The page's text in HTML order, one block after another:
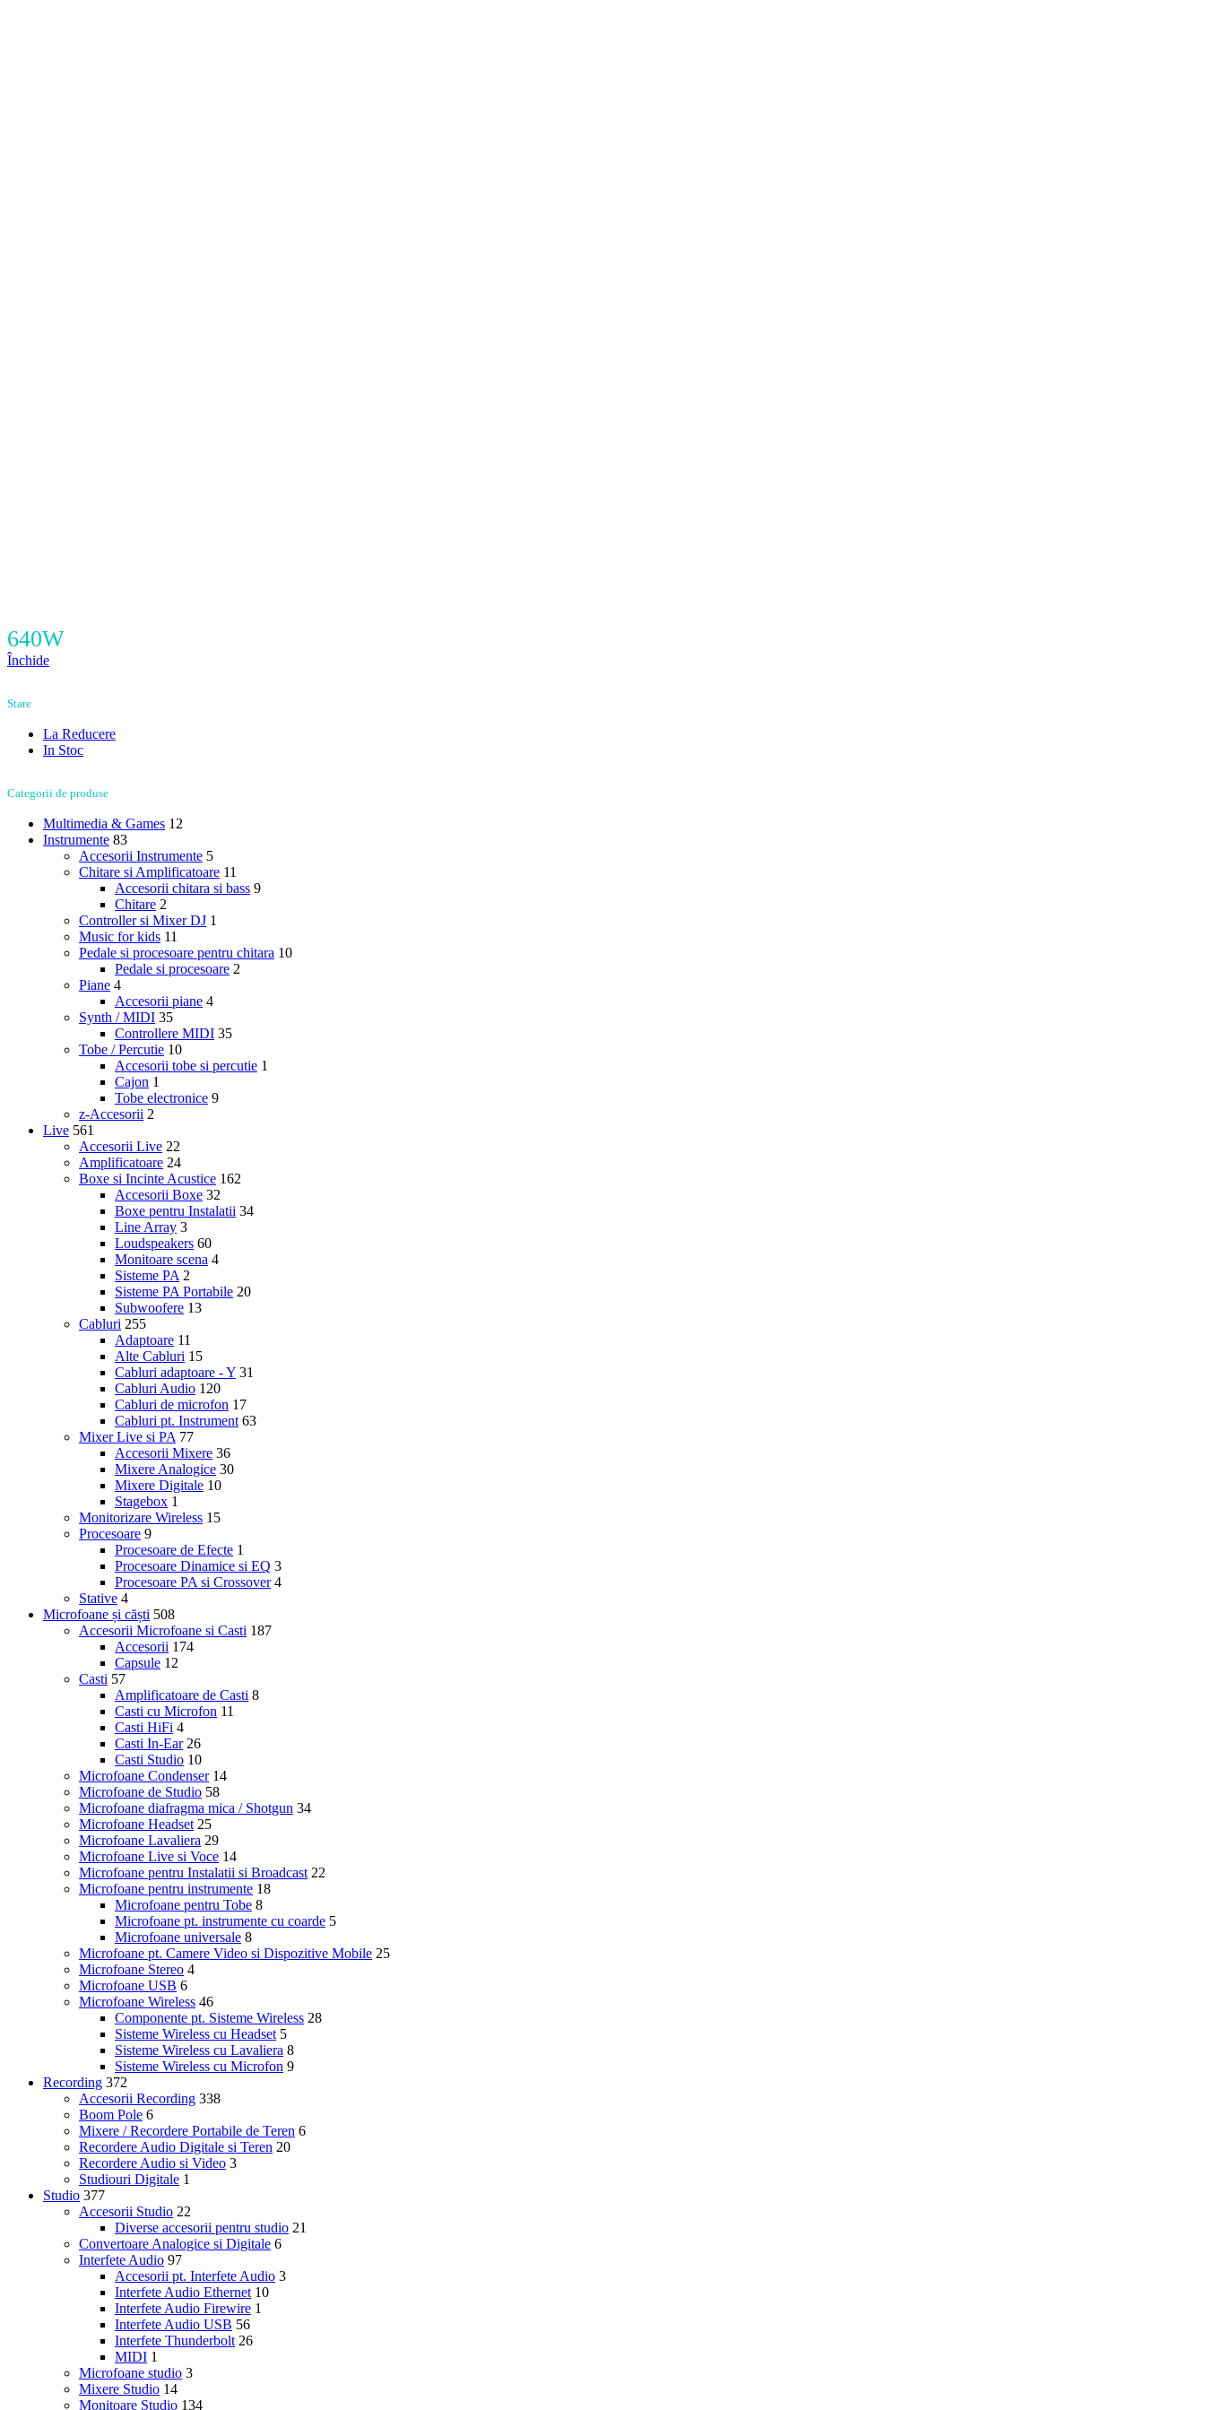
640W
Închide
Stare
La Reducere
In Stoc
Categorii de produse
Multimedia & Games 12
Instrumente 83
Accesorii Instrumente 5
Chitare si Amplificatoare 11
Accesorii chitara si bass 9
Chitare 2
Controller si Mixer DJ 1
Music for kids 11
Pedale si procesoare pentru chitara 10
Pedale si procesoare 2
Piane 4
Accesorii piane 4
Synth / MIDI 35
Controllere MIDI 35
Tobe / Percutie 10
Accesorii tobe si percutie 1
Cajon 1
Tobe electronice 9
z-Accesorii 2
Live 561
Accesorii Live 22
Amplificatoare 24
Boxe si Incinte Acustice 162
Accesorii Boxe 32
Boxe pentru Instalatii 34
Line Array 3
Loudspeakers 60
Monitoare scena 4
Sisteme PA 2
Sisteme PA Portabile 20
Subwoofere 13
Cabluri 255
Adaptoare 11
Alte Cabluri 15
Cabluri adaptoare - Y 31
Cabluri Audio 120
Cabluri de microfon 17
Cabluri pt. Instrument 63
Mixer Live si PA 77
Accesorii Mixere 36
Mixere Analogice 30
Mixere Digitale 10
Stagebox 1
Monitorizare Wireless 15
Procesoare 9
Procesoare de Efecte 1
Procesoare Dinamice si EQ 3
Procesoare PA si Crossover 4
Stative 4
Microfoane și căști 508
Accesorii Microfoane si Casti 187
Accesorii 174
Capsule 12
Casti 57
Amplificatoare de Casti 8
Casti cu Microfon 11
Casti HiFi 4
Casti In-Ear 26
Casti Studio 10
Microfoane Condenser 14
Microfoane de Studio 58
Microfoane diafragma mica / Shotgun 34
Microfoane Headset 25
Microfoane Lavaliera 29
Microfoane Live si Voce 14
Microfoane pentru Instalatii si Broadcast 22
Microfoane pentru instrumente 18
Microfoane pentru Tobe 8
Microfoane pt. instrumente cu coarde 5
Microfoane universale 8
Microfoane pt. Camere Video si Dispozitive Mobile 25
Microfoane Stereo 4
Microfoane USB 6
Microfoane Wireless 46
Componente pt. Sisteme Wireless 28
Sisteme Wireless cu Headset 5
Sisteme Wireless cu Lavaliera 8
Sisteme Wireless cu Microfon 9
Recording 372
Accesorii Recording 338
Boom Pole 6
Mixere / Recordere Portabile de Teren 6
Recordere Audio Digitale si Teren 20
Recordere Audio si Video 3
Studiouri Digitale 1
Studio 377
Accesorii Studio 22
Diverse accesorii pentru studio 21
Convertoare Analogice si Digitale 6
Interfete Audio 97
Accesorii pt. Interfete Audio 3
Interfete Audio Ethernet 10
Interfete Audio Firewire 1
Interfete Audio USB 56
Interfete Thunderbolt 26
MIDI 1
Microfoane studio 3
Mixere Studio 14
Monitoare Studio 134